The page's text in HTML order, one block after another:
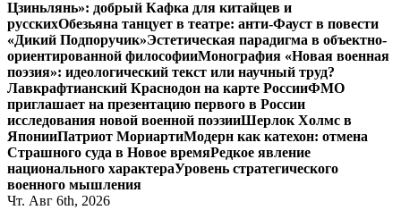
Цзиньлянь»: добрый Кафка для китайцев и
русскихОбезьяна танцует в театре: анти-Фауст в повести
«Дикий Подпоручик»Эстетическая парадигма в объектно-
ориентированной философииМонография «Новая военная
поэзия»: идеологический текст или научный труд?
Лавкрафтианский Краснодон на карте РоссииФМО
приглашает на презентацию первого в России
исследования новой военной поэзииШерлок Холмс в
ЯпонииПатриот МориартиМодерн как катехон: отмена
Страшного суда в Новое времяРедкое явление
национального характераУровень стратегического
военного мышления
Чт. Авг 6th, 2026